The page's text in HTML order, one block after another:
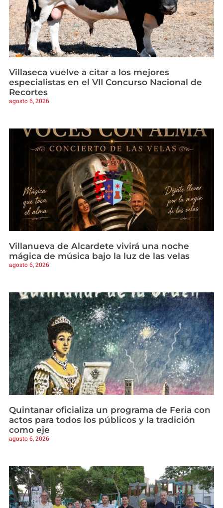
Villaseca vuelve a citar a los mejores
especialistas en el VII Concurso Nacional de
Recortes
agosto 6, 2026
Villanueva de Alcardete vivirá una noche
mágica de música bajo la luz de las velas
agosto 6, 2026
Quintanar oficializa un programa de Feria con
actos para todos los públicos y la tradición
como eje
agosto 6, 2026